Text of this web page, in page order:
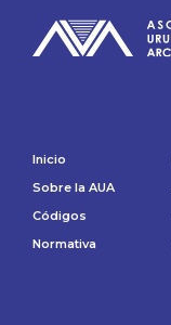
Inicio
Sobre la AUA
Códigos
Normativa